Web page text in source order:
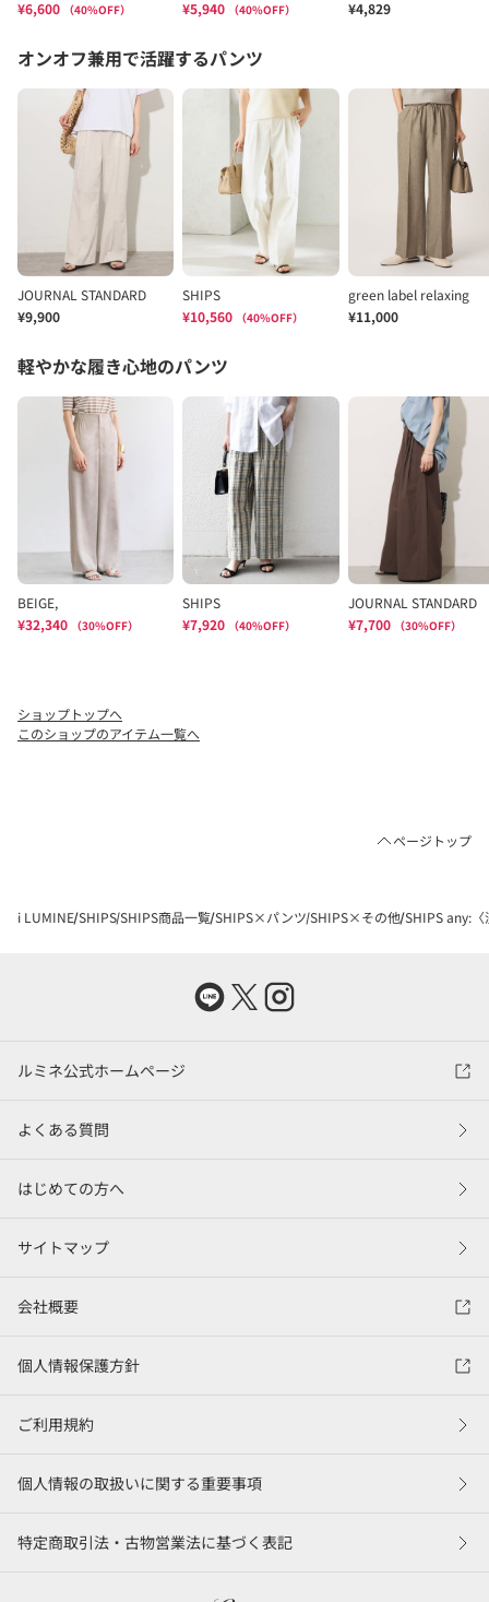
ショップトップへ
このショップのアイテム一覧へ
ページトップ
i LUMINE SHIPS SHIPS商品一覧 SHIPS×パンツ SHIPS×その他 SHIPS any:
ルミネ公式ホームページ
よくある質問
はじめての方へ
サイトマップ
会社概要
個人情報保護方針
ご利用規約
個人情報の取扱いに関する重要事項
特定商取引法・古物営業法に基づく表記